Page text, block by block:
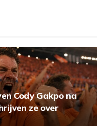
Cody Gakpo na
ze over